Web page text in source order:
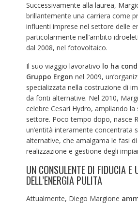
Successivamente alla laurea,
brillantemente una carriera come
influenti imprese nel settore delle
particolarmente nell’ambito
dal 2008, nel fotovoltaico.
Il suo viaggio lavorativo lo ha
Gruppo Ergon nel 2009,
specializzata nella costruzione di
da fonti alternative. Nel 2010,
celebre Cesari Hydro, ampliando la
settore. Poco tempo dopo, nasce
un’entità interamente concentrata
alternative, che amalgama le fasi
realizzazione e gestione degli
UN CONSULENTE DI FIDUCIA E
DELL’ENERGIA PULITA
Attualmente, Diego Margione